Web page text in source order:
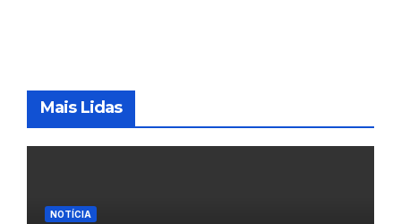
Mais Lidas
NOTÍCIA